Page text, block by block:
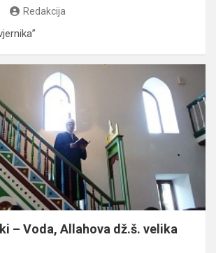
Redakcija
– Voda, Allahova dž.š. velika